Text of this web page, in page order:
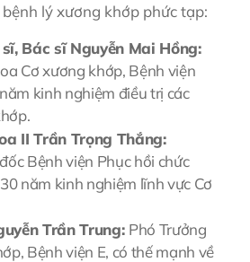
lý xương khớp phức tạp:
Bác sĩ Nguyễn Mai Hồng:
Cơ xương khớp, Bệnh viện
kinh nghiệm điều trị các
II Trần Trọng Thắng:
Bệnh viện Phục hồi chức
năm kinh nghiệm lĩnh vực Cơ
Trần Trung: Phó Trưởng
Bệnh viện E, có thế mạnh về